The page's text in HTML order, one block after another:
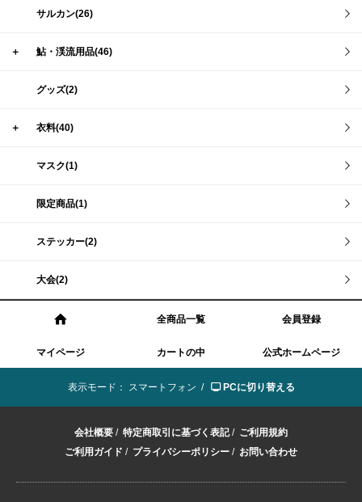
サルカン(26)
＋ 鮎・渓流用品(46)
グッズ(2)
＋ 衣料(40)
マスク(1)
限定商品(1)
ステッカー(2)
大会(2)
全商品一覧 会員登録
マイページ カートの中 公式ホームページ
表示モード： スマートフォン / PCに切り替える
会社概要 / 特定商取引に基づく表記/ ご利用規約
ご利用ガイド / プライバシーポリシー / お問い合わせ